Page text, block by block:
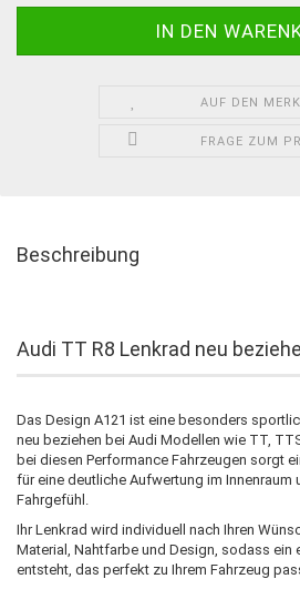
AUF DEN
FRAGE ZUM
Beschreibung
Audi TT R8 Lenkrad neu
Das Design A121 ist eine besonders
neu beziehen bei Audi Modellen wie TT,
bei diesen Performance Fahrzeugen sorgt
für eine deutliche Aufwertung im Innenraum
Fahrgefühl.
Ihr Lenkrad wird individuell nach Ihren
Material, Nahtfarbe und Design, sodass ein
entsteht, das perfekt zu Ihrem Fahrzeug